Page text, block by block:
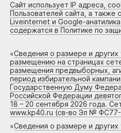
Сайт использует IP адреса,
Пользователей сайта, а также
Liveinternet и Google-
содержатся в Политике по
«Сведения о размере и других
размещению на страницах
размещения предвыборных,
период избирательной
Государственную Думу
Российской Федерации
18 – 20 сентября 2026 года.
www.kp40.ru (св-во Эл № ФС77-
«Сведения о размере и других